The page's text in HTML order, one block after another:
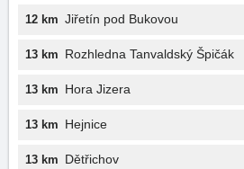
12 km Jiřetín pod Bukovou
13 km Rozhledna Tanvaldský Špičák
13 km Hora Jizera
13 km Hejnice
13 km Dětřichov